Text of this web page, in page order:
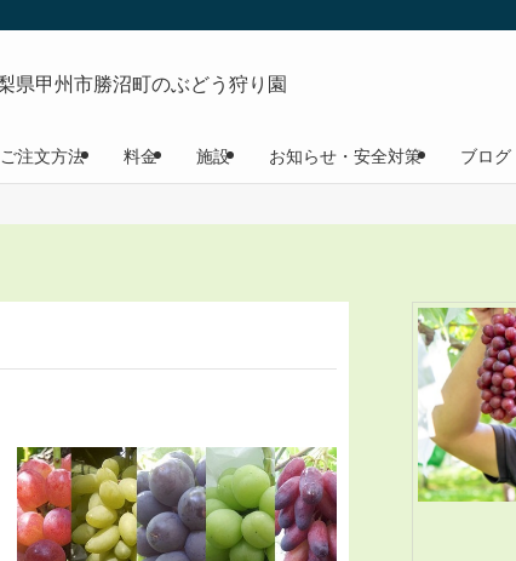
ご注文方法 料金 施設 お知らせ・安全対策 ブログ